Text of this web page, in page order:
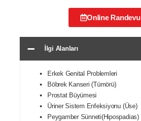
Online Randevu
İlgi Alanları
Erkek Genital Problemleri
Böbrek Kanseri (Tümörü)
Prostat Büyümesi
Üriner Sistem Enfeksiyonu (Üse)
Peygamber Sünneti(Hipospadias)